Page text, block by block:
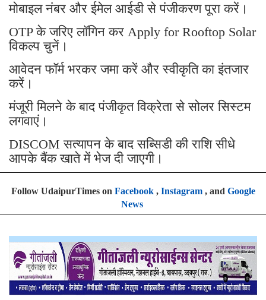
मोबाइल नंबर और ईमेल आईडी से पंजीकरण पूरा करें।
OTP के जरिए लॉगिन कर Apply for Rooftop Solar
विकल्प चुनें।
आवेदन फॉर्म भरकर जमा करें और स्वीकृति का इंतजार
करें।
मंजूरी मिलने के बाद पंजीकृत विक्रेता से सोलर सिस्टम
लगवाएं।
DISCOM सत्यापन के बाद सब्सिडी की राशि सीधे
आपके बैंक खाते में भेज दी जाएगी।
Follow UdaipurTimes on Facebook, Instagram, and Google
News